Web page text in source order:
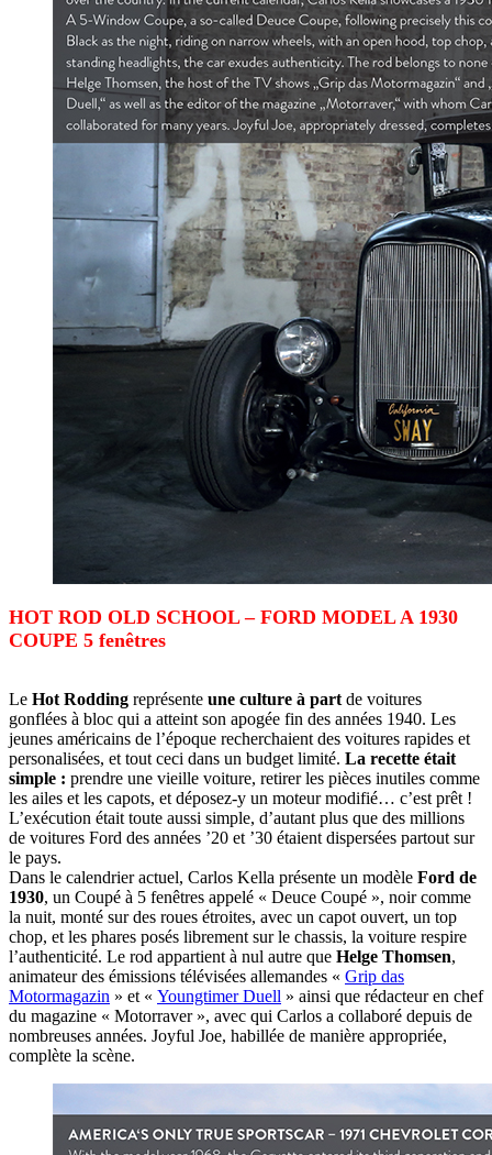
HOT ROD OLD SCHOOL – FORD MODEL A 1930
COUPE 5 fenêtres
Le Hot Rodding représente une culture à partde voitures
gonflées à bloc qui a atteint son apogée fin des années 1940. Les
jeunes américains de l’époque recherchaient des voitures rapides et
personalisées, et tout ceci dans un budget limité. La recette était
simple : prendre une vieille voiture, retirer les pièces inutiles comme
les ailes et les capots, et déposez-y un moteur modifié… c’est prêt !
L’exécution était toute aussi simple, d’autant plus que des millions
de voitures Ford des années ’20 et ’30 étaient dispersées partout sur
le pays.
Dans le calendrier actuel, Carlos Kella présente un modèle Ford de
1930, un Coupé à 5 fenêtres appelé « Deuce Coupé », noir comme
la nuit, monté sur des roues étroites, avec un capot ouvert, un top
chop, et les phares posés librement sur le chassis, la voiture respire
l’authenticité. Le rod appartient à nul autre que Helge Thomsen,
animateur des émissions télévisées allemandes « Grip das
Motormagazin » et « Youngtimer Duell » ainsi que rédacteur en chef
du magazine « Motorraver », avec qui Carlos a collaboré depuis de
nombreuses années. Joyful Joe, habillée de manière appropriée,
complète la scène.